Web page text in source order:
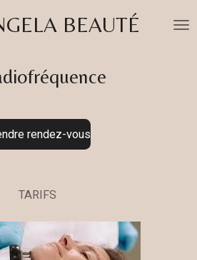
BEAUTÉ
rendez-vous
TARIFS